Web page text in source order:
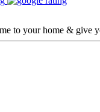
to your home & give